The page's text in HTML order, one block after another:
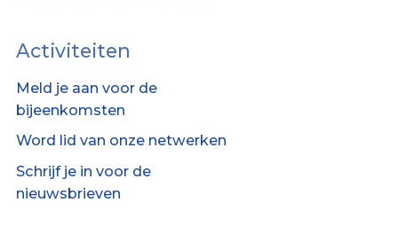
Activiteiten
Meld je aan voor de
bijeenkomsten
Word lid van onze netwerken
Schrijf je in voor de
nieuwsbrieven